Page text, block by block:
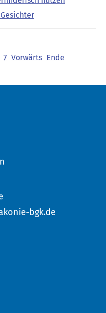
7 Vorwärts Ende
bgk.de